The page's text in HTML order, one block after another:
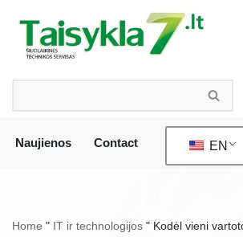
Skip
content
Naujienos Contact EN
Home " IT ir technologijos " Kodėl vieni